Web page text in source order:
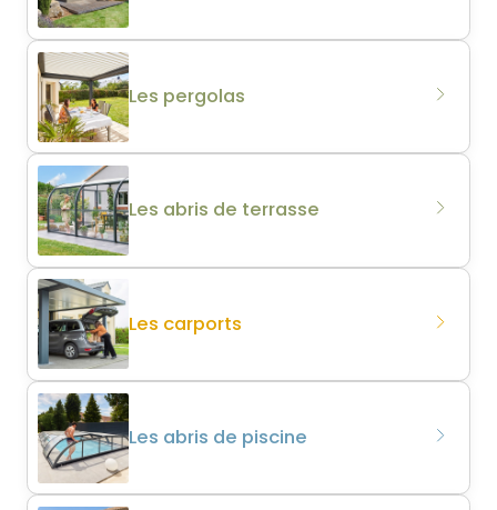
Les pergolas
Les abris de terrasse
Les carports
Les abris de piscine